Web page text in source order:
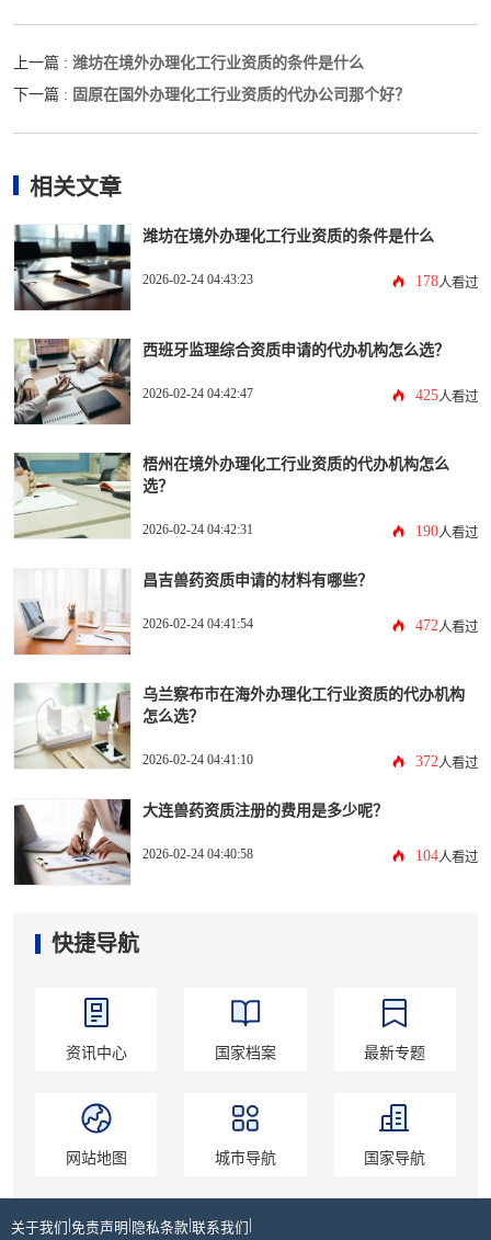
上一篇 : 潍坊在境外办理化工行业资质的条件是什么
下一篇 : 固原在国外办理化工行业资质的代办公司那个好？
相关文章
潍坊在境外办理化工行业资质的条件是什么
2026-02-24 04:43:23 178人看过
西班牙监理综合资质申请的代办机构怎么选？
2026-02-24 04:42:47 425人看过
梧州在境外办理化工行业资质的代办机构怎么
选？
2026-02-24 04:42:31 190人看过
昌吉兽药资质申请的材料有哪些？
2026-02-24 04:41:54 472 人看过
乌兰察布市在海外办理化工行业资质的代办机构
怎么选？
2026-02-24 04:41:10 372 人看过
大连兽药资质注册的费用是多少呢？
2026-02-24 04:40:58 104人看过
快捷导航
资讯中心 国家档案 最新专题
网站地图 城市导航 国家导航
关于我们 |免责声明 | 隐私条款|联系我们 |